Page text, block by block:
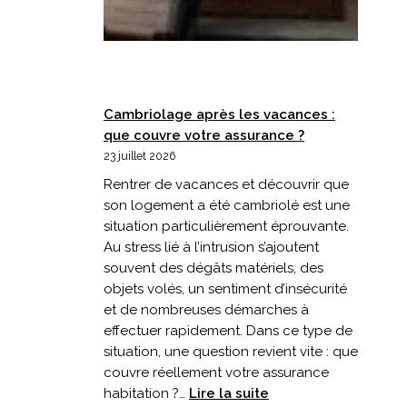
Cambriolage après les vacances :
que couvre votre assurance ?
23 juillet 2026
Rentrer de vacances et découvrir que
son logement a été cambriolé est une
situation particulièrement éprouvante.
Au stress lié à l’intrusion s’ajoutent
souvent des dégâts matériels, des
objets volés, un sentiment d’insécurité
et de nombreuses démarches à
effectuer rapidement. Dans ce type de
situation, une question revient vite : que
couvre réellement votre assurance
habitation ?… Lire la suite